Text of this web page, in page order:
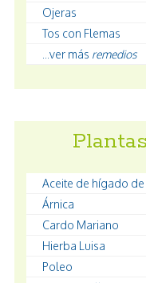
Ojeras
Tos con Flemas
...ver más remedios
Aceite de hígado
Árnica
Cardo Mariano
Hierba Luisa
Poleo